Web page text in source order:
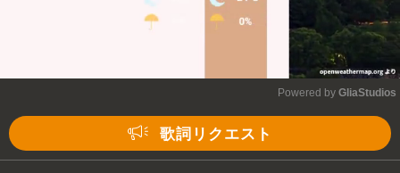
Powered by GliaStudios
歌詞リクエスト